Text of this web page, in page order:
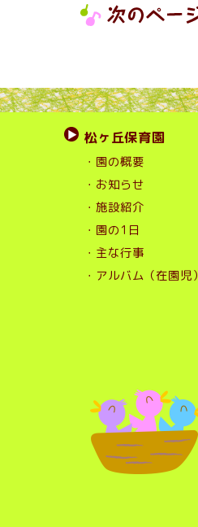
松ヶ丘保育園
・園の概要
・お知らせ
・施設紹介
・園の1日
・主な行事
・アルバム（在園児）